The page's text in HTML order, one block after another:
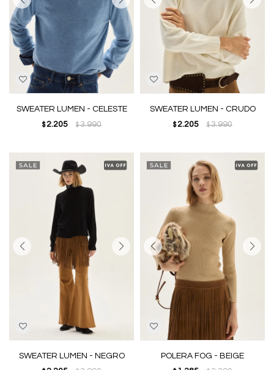
SWEATER LUMEN - CELESTE
$ 2.205 $3.990
SWEATER LUMEN - CRUDO
$ 2.205 $3.990
SWEATER LUMEN - NEGRO POLERA FOG - BEIGE